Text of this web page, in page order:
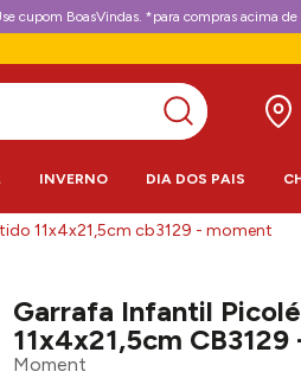
cupom BoasVindas. *para compras acima de
INVERNO DIA DOS PAIS
11x4x21,5cm cb3129 - moment
Garrafa Infantil
11x4x21,5cm
Moment